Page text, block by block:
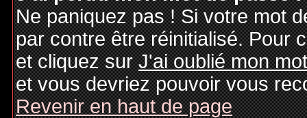
Ne paniquez pas ! Si votre mot
par contre être réinitialisé. Pour
et cliquez surJ'ai oublié mon
et vous devriez pouvoir vous
Revenir en haut de page